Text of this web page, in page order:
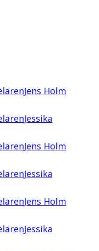
Jens Holm
Jessika
Jens Holm
Jessika
Jens Holm
Jessika